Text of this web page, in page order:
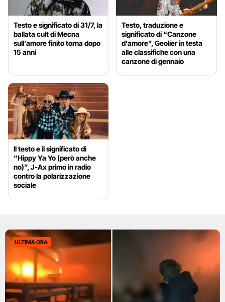
Testo e significato di 31/7, la
ballata cult di Mecna
sull’amore finito torna dopo
15 anni
Testo, traduzione e
significato di “Canzone
d’amore”, Geolier in testa
alle classifiche con una
canzone di gennaio
Il testo e il significato di
“Hippy Ya Yo (però anche
no)”, J-Ax primo in radio
contro la polarizzazione
sociale
ULTIMA ORA